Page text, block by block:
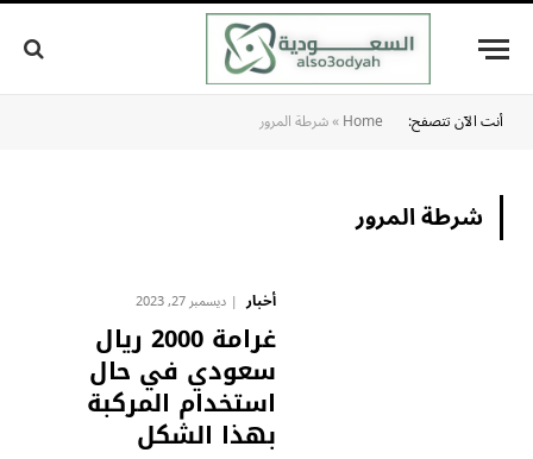
أنت الآن تتصفح: Home
»شرطة المرور
شرطة المرور
أخبار ديسمبر 27, 2023
غرامة 2000 ريال
سعودي في حال
استخدام المركبة
بهذا الشكل